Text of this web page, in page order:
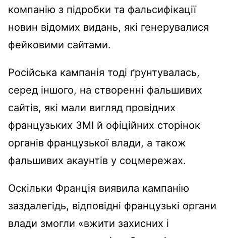
компанію з підробки та фальсифікації
новин відомих видань, які генерувалися
фейковими сайтами.
Російська кампанія тоді ґрунтувалась,
серед іншого, на створенні фальшивих
сайтів, які мали вигляд провідних
французьких ЗМІ й офіційних сторінок
органів французької влади, а також
фальшивих акаунтів у соцмережах.
Оскільки Франція виявила кампанію
заздалегідь, відповідні французькі органи
влади змогли «вжити захисних і